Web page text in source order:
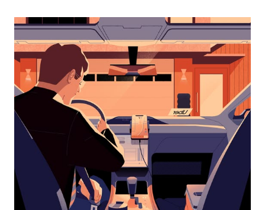
interagir
o
calendário
selecionar
uma
data.
Pressione
a
tecla
“ESC”
o
calendário.